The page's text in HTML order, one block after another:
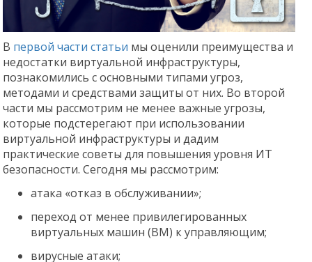
В первой части статьи мы оценили преимущества и
недостатки виртуальной инфраструктуры,
познакомились с основными типами угроз,
методами и средствами защиты от них. Во второй
части мы рассмотрим не менее важные угрозы,
которые подстерегают при использовании
виртуальной инфраструктуры и дадим
практические советы для повышения уровня ИТ
безопасности. Сегодня мы рассмотрим:
атака «отказ в обслуживании»;
переход от менее привилегированных
виртуальных машин (ВМ) к управляющим;
вирусные атаки;